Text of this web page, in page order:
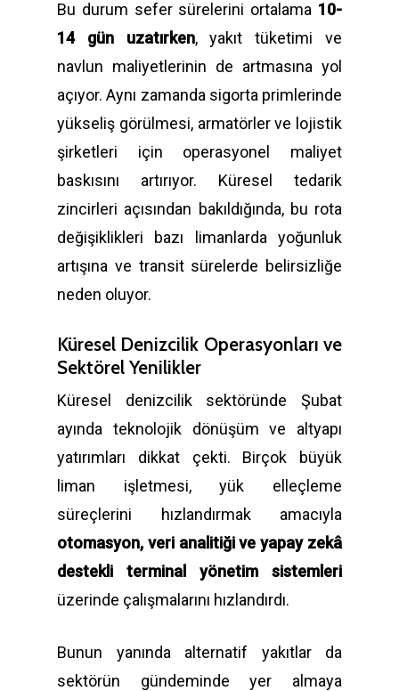
Bu durum sefer sürelerini ortalama 10-
14 gün uzatırken, yakıt tüketimi ve
navlun maliyetlerinin de artmasına yol
açıyor. Aynı zamanda sigorta primlerinde
yükseliş görülmesi, armatörler ve lojistik
şirketleri için operasyonel maliyet
baskısını artırıyor. Küresel tedarik
zincirleri açısından bakıldığında, bu rota
değişiklikleri bazı limanlarda yoğunluk
artışına ve transit sürelerde belirsizliğe
neden oluyor.
Küresel Denizcilik Operasyonları ve
Sektörel Yenilikler
Küresel denizcilik sektöründe Şubat
ayında teknolojik dönüşüm ve altyapı
yatırımları dikkat çekti. Birçok büyük
liman işletmesi, yük elleçleme
süreçlerini hızlandırmak amacıyla
otomasyon, veri analitiği ve yapay zekâ
destekli terminal yönetim sistemleri
üzerinde çalışmalarını hızlandırdı.
Bunun yanında alternatif yakıtlar da
sektörün gündeminde yer almaya